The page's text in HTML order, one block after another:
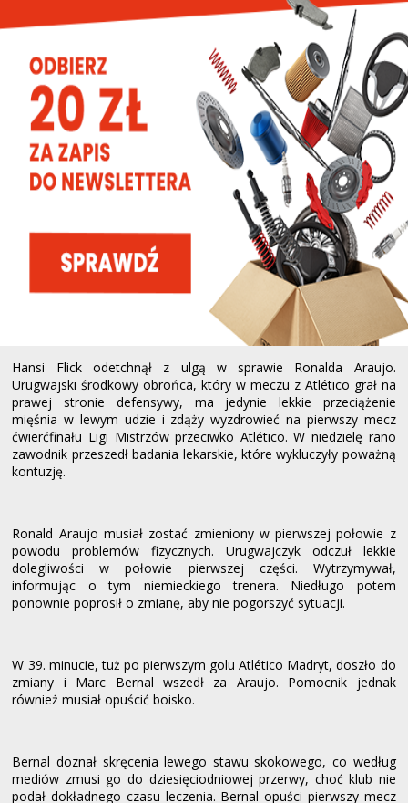
Hansi Flick odetchnął z ulgą w sprawie Ronalda Araujo.
Urugwajski środkowy obrońca, który w meczu z Atlético grał na
prawej stronie defensywy, ma jedynie lekkie przeciążenie
mięśnia w lewym udzie i zdąży wyzdrowieć na pierwszy mecz
ćwierćfinału Ligi Mistrzów przeciwko Atlético. W niedzielę rano
zawodnik przeszedł badania lekarskie, które wykluczyły poważną
kontuzję.
Ronald Araujo musiał zostać zmieniony w pierwszej połowie z
powodu problemów fizycznych. Urugwajczyk odczuł lekkie
dolegliwości w połowie pierwszej części. Wytrzymywał,
informując o tym niemieckiego trenera. Niedługo potem
ponownie poprosił o zmianę, aby nie pogorszyć sytuacji.
W 39. minucie, tuż po pierwszym golu Atlético Madryt, doszło do
zmiany i Marc Bernal wszedł za Araujo. Pomocnik jednak
również musiał opuścić boisko.
Bernal doznał skręcenia lewego stawu skokowego, co według
mediów zmusi go do dziesięciodniowej przerwy, choć klub nie
podał dokładnego czasu leczenia. Bernal opuści pierwszy mecz